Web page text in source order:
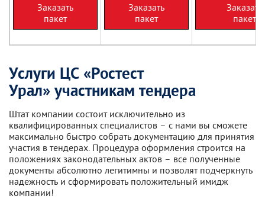
Заказать
пакет
Заказать
пакет
Заказать
пакет
Услуги ЦС «Ростест
Урал» участникам тендера
Штат компании состоит исключительно из
квалифицированных специалистов – с нами вы сможете
максимально быстро собрать документацию для принятия
участия в тендерах. Процедура оформления строится на
положениях законодательных актов – все полученные
документы абсолютно легитимны и позволят подчеркнуть
надежность и сформировать положительный имидж
компании!